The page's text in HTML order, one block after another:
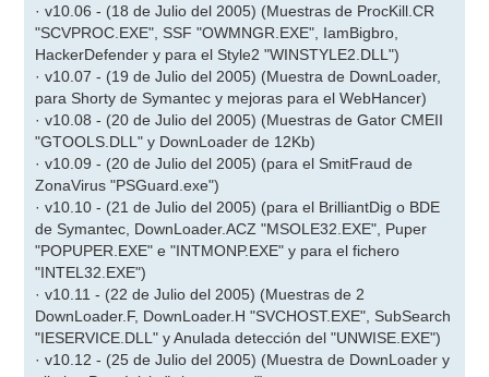
· v10.06 - (18 de Julio del 2005) (Muestras de ProcKill.CR
"SCVPROC.EXE", SSF "OWMNGR.EXE", IamBigbro,
HackerDefender y para el Style2 "WINSTYLE2.DLL")
· v10.07 - (19 de Julio del 2005) (Muestra de DownLoader,
para Shorty de Symantec y mejoras para el WebHancer)
· v10.08 - (20 de Julio del 2005) (Muestras de Gator CMEII
"GTOOLS.DLL" y DownLoader de 12Kb)
· v10.09 - (20 de Julio del 2005) (para el SmitFraud de
ZonaVirus "PSGuard.exe")
· v10.10 - (21 de Julio del 2005) (para el BrilliantDig o BDE
de Symantec, DownLoader.ACZ "MSOLE32.EXE", Puper
"POPUPER.EXE" e "INTMONP.EXE" y para el fichero
"INTEL32.EXE")
· v10.11 - (22 de Julio del 2005) (Muestras de 2
DownLoader.F, DownLoader.H "SVCHOST.EXE", SubSearch
"IESERVICE.DLL" y Anulada detección del "UNWISE.EXE")
· v10.12 - (25 de Julio del 2005) (Muestra de DownLoader y